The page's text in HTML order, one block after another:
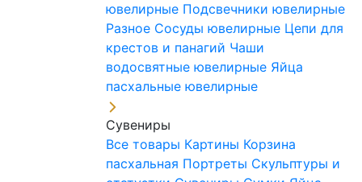
ювелирные Подсвечники ювелирные
Разное Сосуды ювелирные Цепи для
крестов и панагий Чаши
водосвятные ювелирные Яйца
пасхальные ювелирные
Сувениры
Все товары Картины Корзина
пасхальная Портреты Скульптуры и